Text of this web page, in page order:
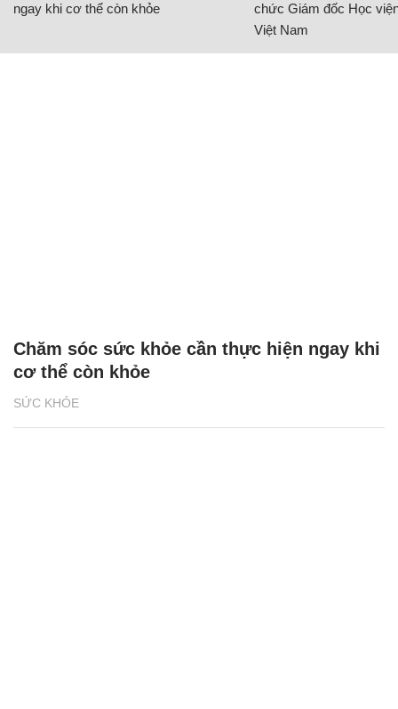
ngay khi cơ thể còn khỏe
chức Giám đốc Học
Việt Nam
SỨC KHỎE
Chăm sóc sức khỏe cần thực hiện ngay khi
cơ thể còn khỏe